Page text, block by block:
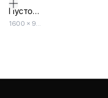
Пустой дизайн-макет
1600 × 900